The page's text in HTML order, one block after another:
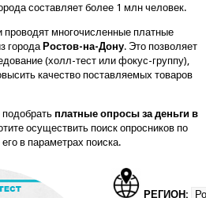
составляет более 1 млн человек.
проводят многочисленные платные
города Ростов-на-Дону. Это позволяет
(холл-тест или фокус-группу),
качество поставляемых товаров
платные опросы за деньги в
осуществить поиск опросников по
в параметрах поиска.
РЕГИОН: